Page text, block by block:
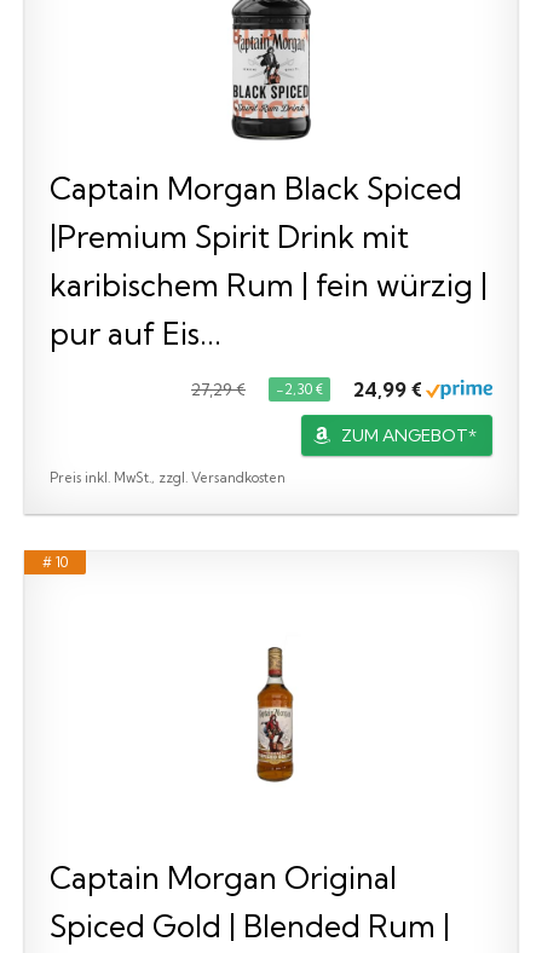
Captain Morgan Black Spiced
|Premium Spirit Drink mit
karibischem Rum | fein würzig |
pur auf Eis...
27,29 € −2,30 € 24,99 €
ZUM ANGEBOT*
Preis inkl. MwSt., zzgl. Versandkosten
# 10
Captain Morgan Original
Spiced Gold | Blended Rum |